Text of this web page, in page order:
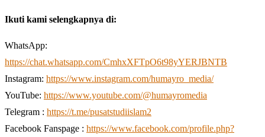
Ikuti kami selengkapnya di:
WhatsApp:
https://chat.whatsapp.com/CmhxXFTpO6t98yYERJBNTB
Instagram: https://www.instagram.com/humayro_media/
YouTube: https://www.youtube.com/@humayromedia
Telegram : https://t.me/pusatstudiislam2
Facebook Fanspage : https://www.facebook.com/profile.php?